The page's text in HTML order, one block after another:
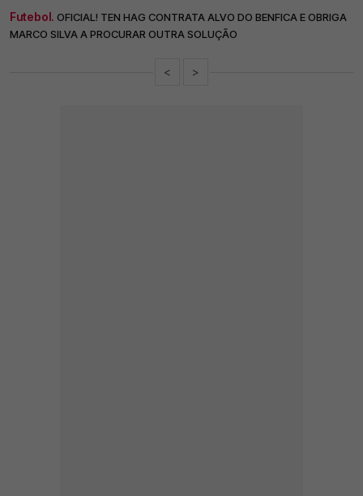
Futebol. OFICIAL! TEN HAG CONTRATA ALVO DO BENFICA E OBRIGA
MARCO SILVA A PROCURAR OUTRA SOLUÇÃO
< >